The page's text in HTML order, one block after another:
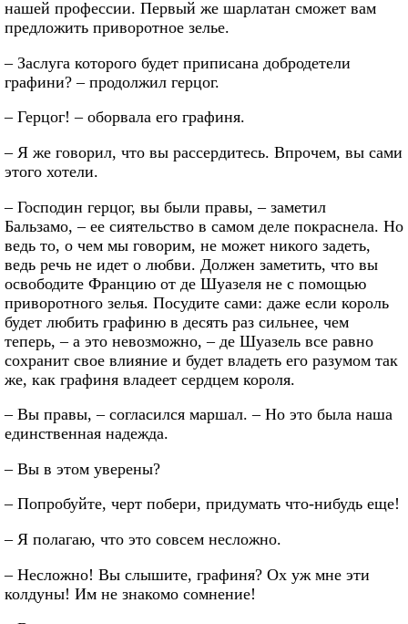
нашей профессии. Первый же шарлатан сможет вам
предложить приворотное зелье.
– Заслуга которого будет приписана добродетели
графини? – продолжил герцог.
– Герцог! – оборвала его графиня.
– Я же говорил, что вы рассердитесь. Впрочем, вы сами
этого хотели.
– Господин герцог, вы были правы, – заметил
Бальзамо, – ее сиятельство в самом деле покраснела. Но
ведь то, о чем мы говорим, не может никого задеть,
ведь речь не идет о любви. Должен заметить, что вы
освободите Францию от де Шуазеля не с помощью
приворотного зелья. Посудите сами: даже если король
будет любить графиню в десять раз сильнее, чем
теперь, – а это невозможно, – де Шуазель все равно
сохранит свое влияние и будет владеть его разумом так
же, как графиня владеет сердцем короля.
– Вы правы, – согласился маршал. – Но это была наша
единственная надежда.
– Вы в этом уверены?
– Попробуйте, черт побери, придумать что-нибудь еще!
– Я полагаю, что это совсем несложно.
– Несложно! Вы слышите, графиня? Ох уж мне эти
колдуны! Им не знакомо сомнение!